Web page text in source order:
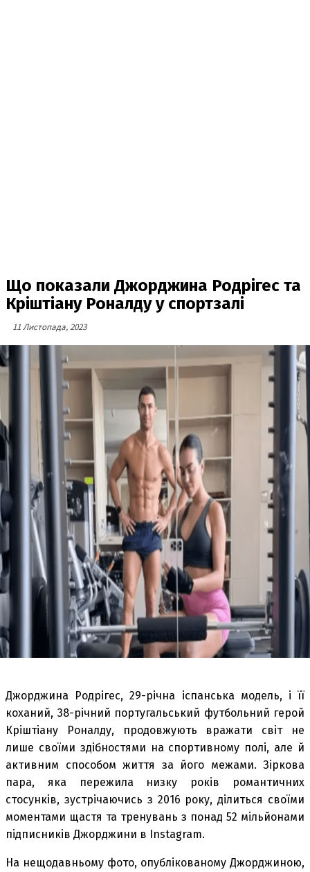
Що показали Джорджина Родрігес та
Кріштіану Роналду у спортзалі
11 Листопада, 2023
Джорджина Родрігес, 29-річна іспанська модель, і її
коханий, 38-річний португальський футбольний герой
Кріштіану Роналду, продовжують вражати світ не
лише своїми здібностями на спортивному полі, але й
активним способом життя за його межами. Зіркова
пара, яка пережила низку років романтичних
стосунків, зустрічаючись з 2016 року, ділиться своїми
моментами щастя та тренувань з понад 52 мільйонами
підписників Джорджини в Instagram.
На нещодавньому фото, опублікованому Джорджиною,